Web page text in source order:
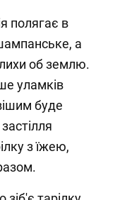
полягає в
а
об землю.
уламків
буде
з їжею,